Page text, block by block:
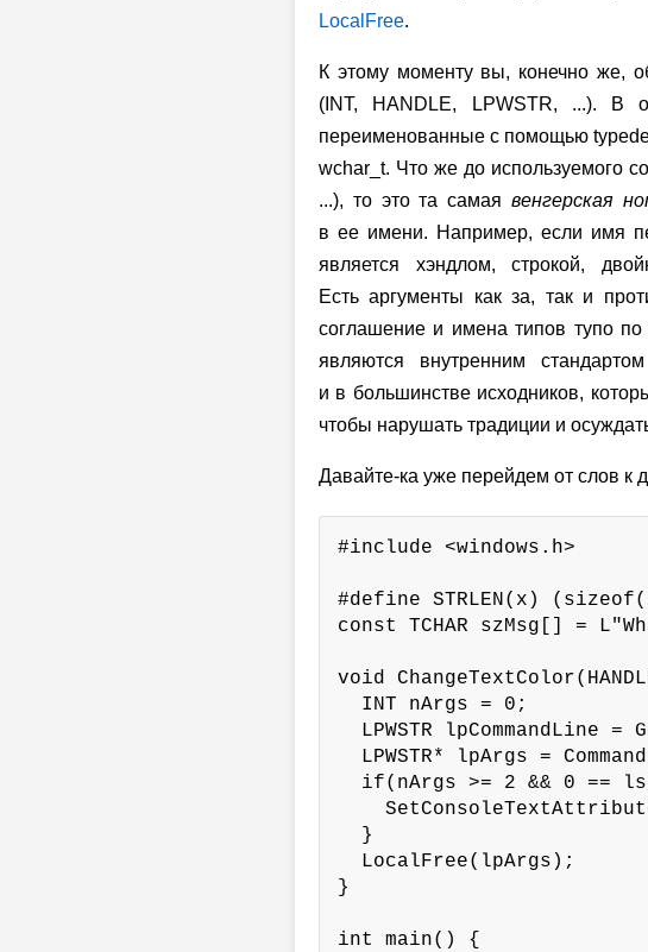
LocalFree.
К этому моменту вы, конечно же,
(INT, HANDLE, LPWSTR, ...). В
переименованные с помощью
wchar_t. Что же до используемого
...), то это та самая венгерская
в ее имени. Например, если имя
является хэндлом, строкой,
Есть аргументы как за, так и
соглашение и имена типов тупо
являются внутренним
и в большинстве исходников,
чтобы нарушать традиции и
Давайте-ка уже перейдем от слов к
#include <windows.h>
#define STRLEN(x)
const TCHAR szMsg[] =
void
  INT nArgs = 0;
LPWSTR lpCommandLine =
LPWSTR* lpArgs =
if(nArgs >= 2 && 0 ==
  }
  LocalFree(lpArgs);
}
int main() {